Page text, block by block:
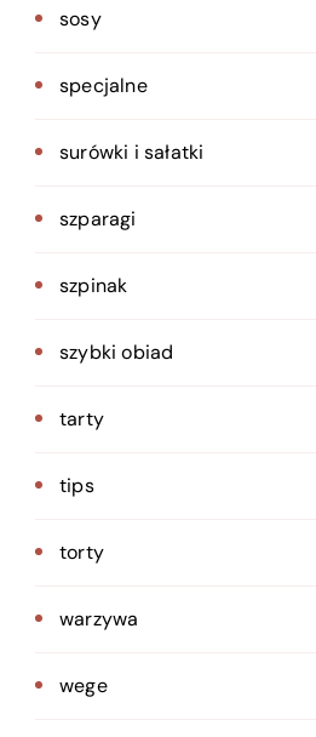
sosy
specjalne
surówki i sałatki
szparagi
szpinak
szybki obiad
tarty
tips
torty
warzywa
wege